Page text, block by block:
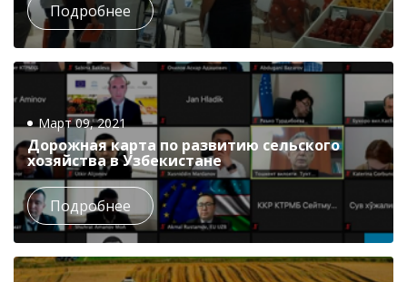
Подробнее
Март 09, 2021
Дорожная карта по развитию сельского
хозяйства в Узбекистане
Подробнее